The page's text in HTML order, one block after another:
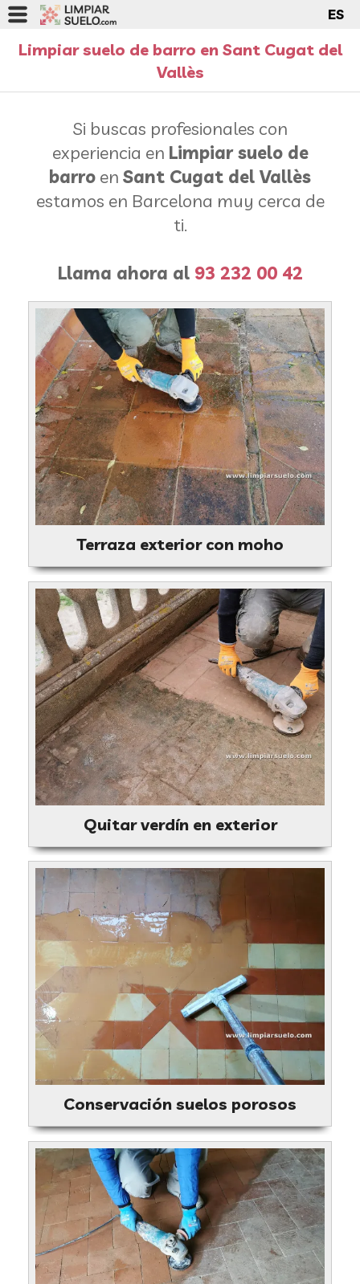
ES
Limpiar suelo de barro en Sant Cugat del
Vallès
Si buscas profesionales con
experiencia en Limpiar suelo de
barro en Sant Cugat del Vallès
estamos en Barcelona muy cerca de
ti.
Llama ahora al 93 232 00 42
Terraza exterior con moho
Quitar verdín en exterior
Conservación suelos porosos